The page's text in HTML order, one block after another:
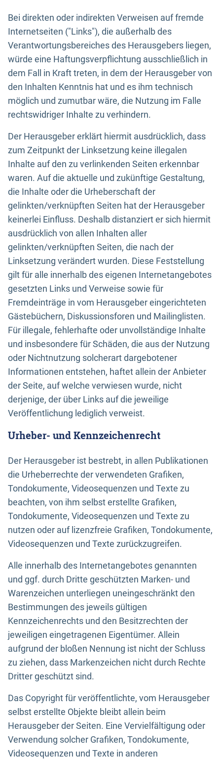
Bei direkten oder indirekten Verweisen auf fremde
Internetseiten ("Links"), die außerhalb des
Verantwortungsbereiches des Herausgebers liegen,
würde eine Haftungsverpflichtung ausschließlich in
dem Fall in Kraft treten, in dem der Herausgeber von
den Inhalten Kenntnis hat und es ihm technisch
möglich und zumutbar wäre, die Nutzung im Falle
rechtswidriger Inhalte zu verhindern.
Der Herausgeber erklärt hiermit ausdrücklich, dass
zum Zeitpunkt der Linksetzung keine illegalen
Inhalte auf den zu verlinkenden Seiten erkennbar
waren. Auf die aktuelle und zukünftige Gestaltung,
die Inhalte oder die Urheberschaft der
gelinkten/verknüpften Seiten hat der Herausgeber
keinerlei Einfluss. Deshalb distanziert er sich hiermit
ausdrücklich von allen Inhalten aller
gelinkten/verknüpften Seiten, die nach der
Linksetzung verändert wurden. Diese Feststellung
gilt für alle innerhalb des eigenen Internetangebotes
gesetzten Links und Verweise sowie für
Fremdeinträge in vom Herausgeber eingerichteten
Gästebüchern, Diskussionsforen und Mailinglisten.
Für illegale, fehlerhafte oder unvollständige Inhalte
und insbesondere für Schäden, die aus der Nutzung
oder Nichtnutzung solcherart dargebotener
Informationen entstehen, haftet allein der Anbieter
der Seite, auf welche verwiesen wurde, nicht
derjenige, der über Links auf die jeweilige
Veröffentlichung lediglich verweist.
Urheber- und Kennzeichenrecht
Der Herausgeber ist bestrebt, in allen Publikationen
die Urheberrechte der verwendeten Grafiken,
Tondokumente, Videosequenzen und Texte zu
beachten, von ihm selbst erstellte Grafiken,
Tondokumente, Videosequenzen und Texte zu
nutzen oder auf lizenzfreie Grafiken, Tondokumente,
Videosequenzen und Texte zurückzugreifen.
Alle innerhalb des Internetangebotes genannten
und ggf. durch Dritte geschützten Marken- und
Warenzeichen unterliegen uneingeschränkt den
Bestimmungen des jeweils gültigen
Kennzeichenrechts und den Besitzrechten der
jeweiligen eingetragenen Eigentümer. Allein
aufgrund der bloßen Nennung ist nicht der Schluss
zu ziehen, dass Markenzeichen nicht durch Rechte
Dritter geschützt sind.
Das Copyright für veröffentlichte, vom Herausgeber
selbst erstellte Objekte bleibt allein beim
Herausgeber der Seiten. Eine Vervielfältigung oder
Verwendung solcher Grafiken, Tondokumente,
Videosequenzen und Texte in anderen